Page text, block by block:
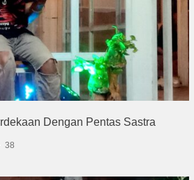
Dengan Pentas Sastra
38